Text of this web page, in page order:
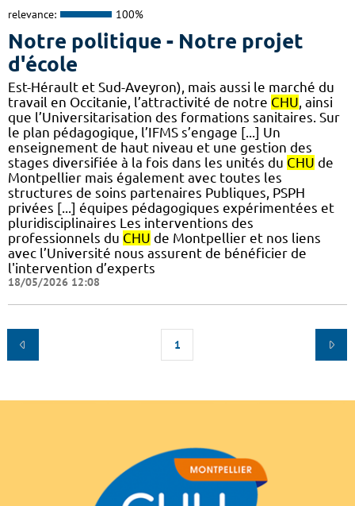
relevance: 100%
Notre politique - Notre projet
d'école
Est-Hérault et Sud-Aveyron), mais aussi le marché du
travail en Occitanie, l’attractivité de notre CHU , ainsi
que l’Universitarisation des formations sanitaires. Sur
le plan pédagogique, l’IFMS s’engage [...] Un
enseignement de haut niveau et une gestion des
stages diversifiée à la fois dans les unités du CHU de
Montpellier mais également avec toutes les
structures de soins partenaires Publiques, PSPH
privées [...] équipes pédagogiques expérimentées et
pluridisciplinaires Les interventions des
professionnels du CHU de Montpellier et nos liens
avec l’Université nous assurent de bénéficier de
l'intervention d’experts
18/05/2026 12:08
1